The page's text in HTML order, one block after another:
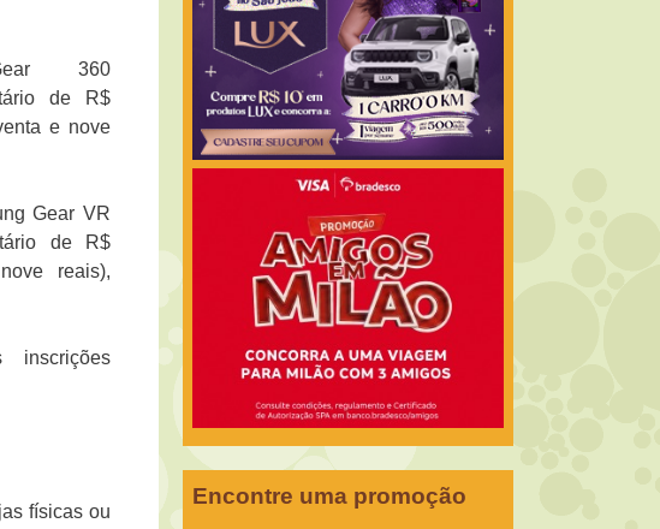
360
de R$
e nove
Gear VR
de R$
reais),
físicas ou
Encontre uma promoção